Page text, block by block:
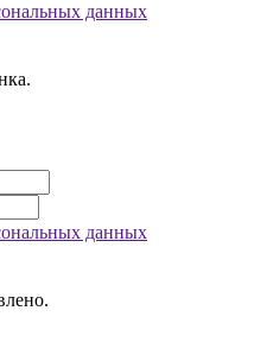
данных
данных